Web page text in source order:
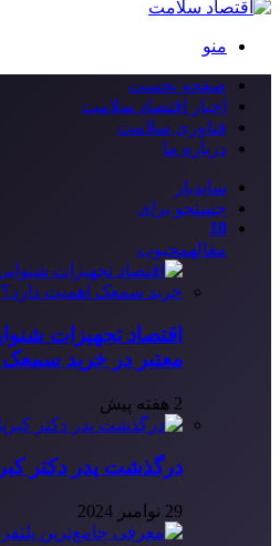
منو
صفحه نخست
اخبار اقتصاد سلامت
فناوری سلامت
درباره ما
سایدبار
جستجو برای
10
مقالهمحبوب
اقتصاد تجهیزات
معتبر در خرید سمعک
2 هفته پیش
درگذشت پدر دکتر
29 نوامبر 2024